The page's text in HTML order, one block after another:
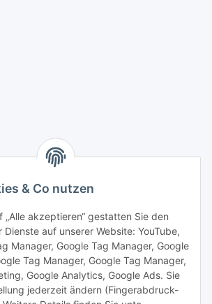
& Co nutzen
„Alle akzeptieren“ gestatten Sie den
auf unserer Website: YouTube,
Manager, Google Tag Manager, Google
Tag Manager, Google Tag Manager,
Google Analytics, Google Ads. Sie
jederzeit ändern (Fingerabdruck-